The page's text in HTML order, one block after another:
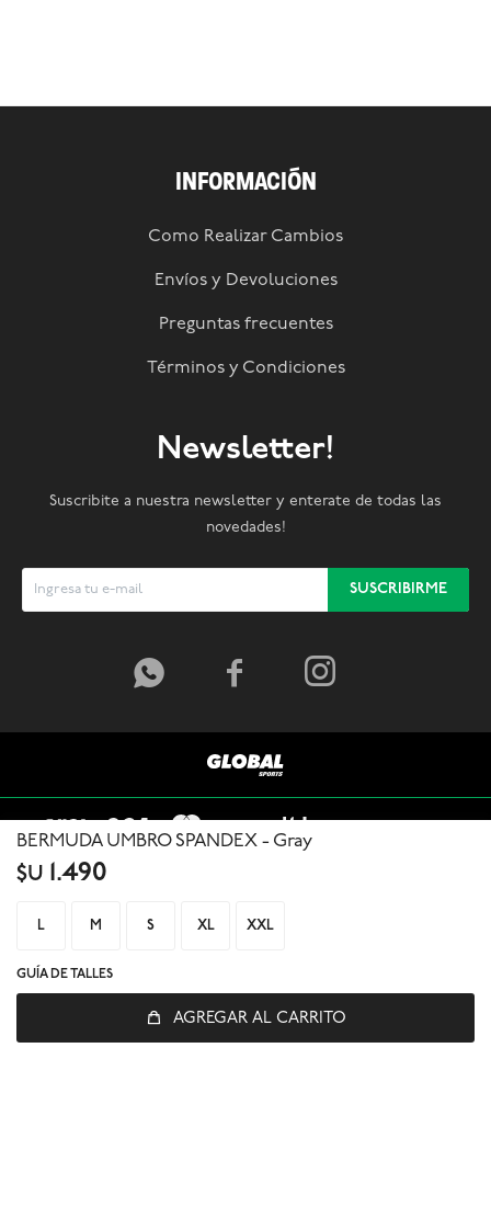
BERMUDA UMBRO SPANDEX - Gray
$U 1.490
L M S XL XXL
GUÍA DE TALLES
AGREGAR AL CARRITO
INFORMACIÓN
Como Realizar Cambios
Envíos y Devoluciones
Preguntas frecuentes
Términos y Condiciones
Newsletter!
Suscribite a nuestra newsletter y enterate de todas las
novedades!
SUSCRIBIRME
  